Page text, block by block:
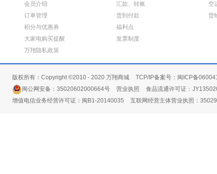
会员介绍
订单管理
积分与优惠券
大家电购买提醒
万翔隐私政策
汇款、转账
货到付款
福利点
发票制度
空
货
版权所有：Copyright ©2010 - 2020 万翔商城
TCP/IP备案号：闽ICP备
闽公网安备：35020602000664号
营业执照
食品流通许可证：
增值电信业务经营许可证：闽B1-20140035
互联网经营主体营业执照：